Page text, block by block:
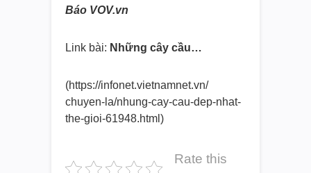
Báo VOV.vn
Link bài: Những cây cầu…
(https://infonet.vietnamnet.vn/
chuyen-la/nhung-cay-cau-dep-nhat-
the-gioi-61948.html)
Rate this